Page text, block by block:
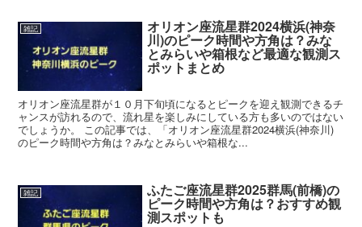
雑記 オリオン座流星群2024横浜(神奈
川)のピーク時間や方角は？みな
とみらいや箱根など最適な観測ス
ポットまとめ
オリオン座流星群が１０月下旬頃になるとピークを迎え観測できるチ
ャンスが訪れるので、流れ星を楽しみにしている方も多いのではない
でしょうか。 この記事では、「オリオン座流星群2024横浜(神奈川)
のピーク時間や方角は？みなとみらいや箱根な...
雑記 ふたご座流星群2025群馬(前橋)の
ピーク時間や方角は？おすすめ観
測スポットも